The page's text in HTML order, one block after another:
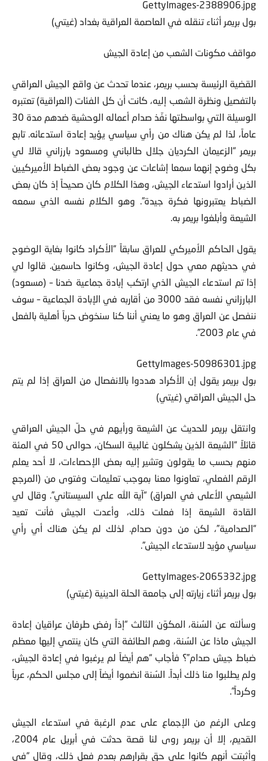
GettyImages-2388906.jpg
القضية الرئيسة بحسب بريمر، عندما تحدث عن واقع الجيش العراقي
بالتفصيل ونظرة الشعب إليه، كانت أن كل الفئات (العراقية) تعتبره
الوسيلة التي بواسطتها نفّذ صدام أعماله الوحشية ضدهم مدة 30
عاماً، لذا لم يكن هناك من رأي سياسي يؤيد إعادة استدعائه. تابع
بريمر “الزعيمان الكرديان جلال طالباني ومسعود بارزاني قالا لي
بكل وضوح إنهما سمعا إشاعات عن وجود بعض الضباط الأميركيين
الذين أرادوا استدعاء الجيش، وهذا الكلام كان صحيحاً إذ كان بعض
الضباط يعتبرونها فكرة جيدة”. وهو الكلام نفسه الذي سمعه
يقول الحاكم الأميركي للعراق سابقاً “الأكراد كانوا بغاية الوضوح
في حديثهم معي حول إعادة الجيش، وكانوا حاسمين. قالوا لي
إذا تم استدعاء الجيش الذي ارتكب إبادة جماعية ضدنا – (مسعود)
البارزاني نفسه فقد 3000 من أقاربه في الإبادة الجماعية – سوف
ننفصل عن العراق وهو ما يعني أننا كنا سنخوض حرباً أهلية بالفعل
GettyImages-50986301.jpg
بول بريمر يقول إن الأكراد هددوا بالانفصال من العراق إذا لم يتم
وانتقل بريمر للحديث عن الشيعة ورأيهم في حلّ الجيش العراقي
قائلاً “الشيعة الذين يشكلون غالبية السكان، حوالى 50 في المئة
منهم بحسب ما يقولون وتشير إليه بعض الإحصاءات، لا أحد يعلم
الرقم الفعلي، تعاونوا معنا بموجب تعليمات وفتوى من (المرجع
الشيعي الأعلى في العراق) “آية الله علي السيستاني”. وقال لي
القادة الشيعة إذا فعلت ذلك، وأعدت الجيش فأنت تعيد
“الصدامية”، لكن من دون صدام. لذلك لم يكن هناك أي رأي
GettyImages-2065332.jpg
وسألته عن السُنة، المكوّن الثالث “إذاً رفض طرفان عراقيان إعادة
الجيش ماذا عن السُنة، وهم الطائفة التي كان ينتمي إليها معظم
ضباط جيش صدام”؟ فأجاب “هم أيضاً لم يرغبوا في إعادة الجيش،
ولم يطلبوا منا ذلك أبداً. السُنة انضموا أيضاً إلى مجلس الحكم، عرباً
وعلى الرغم من الإجماع على عدم الرغبة في استدعاء الجيش